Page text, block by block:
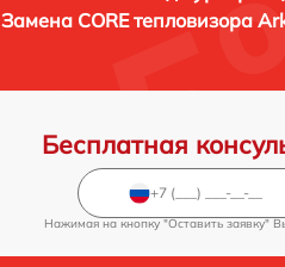
Замена CORE тепловизора
Бесплатная
Нажимая на кнопку "Оставить заявку"